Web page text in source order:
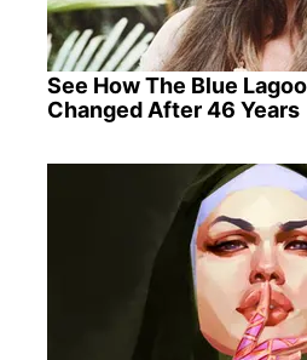
See How The Blue
Changed After 46 Years